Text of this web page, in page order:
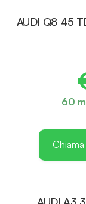
AUDI Q8 45
60